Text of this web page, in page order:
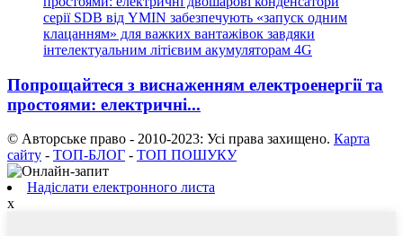
Попрощайтеся з виснаженням електроенергії та
простоями: електричні...
© Авторське право - 2010-2023: Усі права захищено. Карта
сайту - ТОП-БЛОГ - ТОП ПОШУКУ
Надіслати електронного листа
x